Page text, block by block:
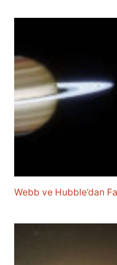
Webb ve Hubble’dan